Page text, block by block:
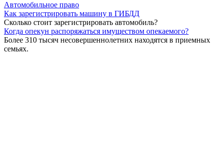
Автомобильное право
Как зарегистрировать машину в ГИБДД
Сколько стоит зарегистрировать автомобиль?
Когда опекун распоряжаться имуществом опекаемого?
Более 310 тысяч несовершеннолетних находятся в приемных
семьях.